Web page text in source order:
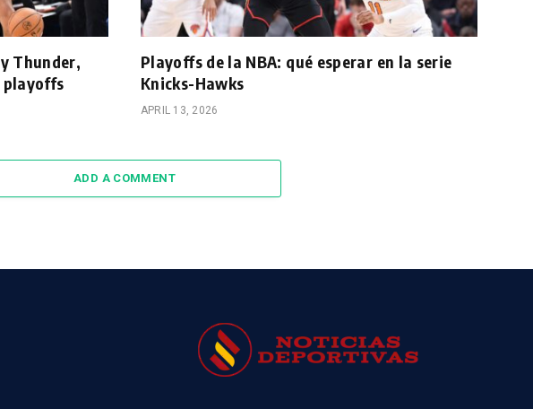
Thunder,
playoffs
Playoffs de la NBA: qué esperar en la serie
Knicks-Hawks
APRIL 13, 2026
ADD A COMMENT